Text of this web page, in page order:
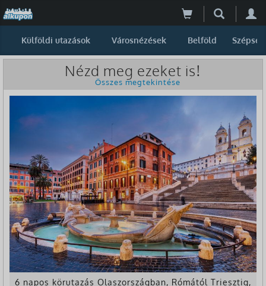
Külföldi utazások Városnézések Belföld Szépség
Nézd meg ezeket is!
Összes megtekintése
6 napos körutazás Olaszországban, Rómától Triesztig,